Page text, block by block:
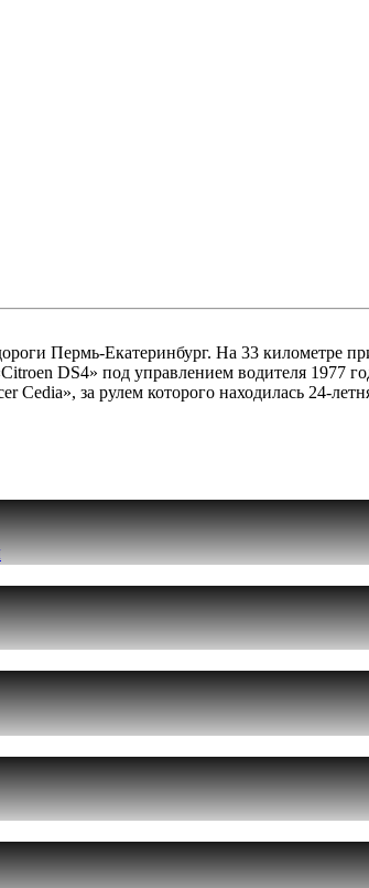
Пермь-Екатеринбург. На 33 километре
DS4» под управлением водителя 1977
за рулем которого находилась 24-